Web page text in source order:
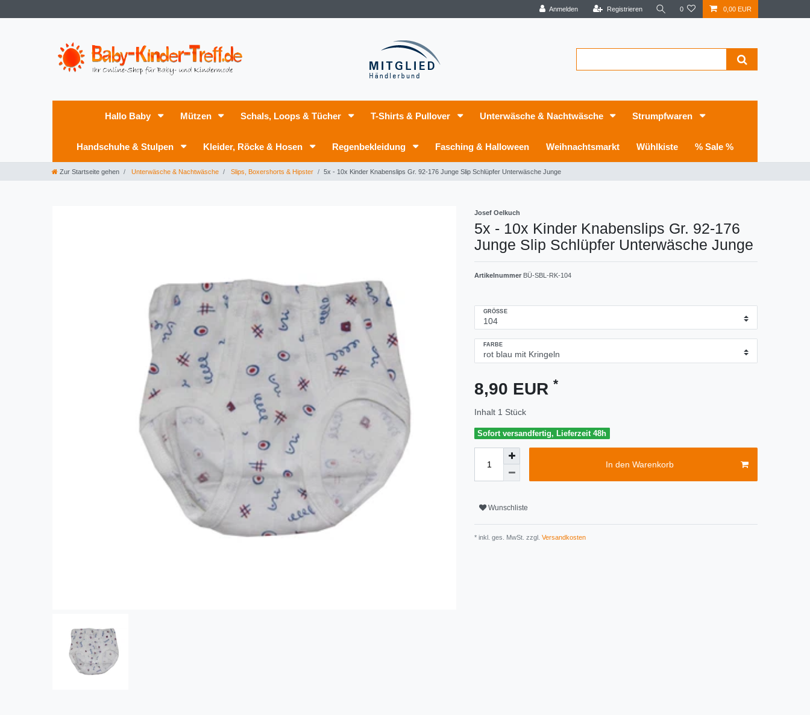
Anmelden Registrieren 0 0,00 EUR
Hallo Baby Mützen Schals, Loops & Tücher T-Shirts & Pullover Unterwäsche & Nachtwäsche Strumpfwaren
Handschuhe & Stulpen Kleider, Röcke & Hosen Regenbekleidung Fasching & Halloween Weihnachtsmarkt Wühlkiste % Sale %
Zur Startseite gehen Unterwäsche & Nachtwäsche Slips, Boxershorts & Hipster 5x - 10x Kinder Knabenslips Gr. 92-176 Junge Slip Schlüpfer Unterwäsche Junge
Josef Oelkuch
5x - 10x Kinder Knabenslips Gr. 92-176
Junge Slip Schlüpfer Unterwäsche Junge
Artikelnummer BÜ-SBL-RK-104
GRÖSSE
FARBE
8,90 EUR *
Inhalt 1 Stück
Sofort versandfertig, Lieferzeit 48h
In den Warenkorb
Wunschliste
* inkl. ges. MwSt. zzgl. Versandkosten